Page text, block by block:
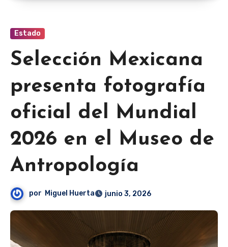
Estado
Selección Mexicana
presenta fotografía
oficial del Mundial
2026 en el Museo de
Antropología
por Miguel Huerta junio 3, 2026